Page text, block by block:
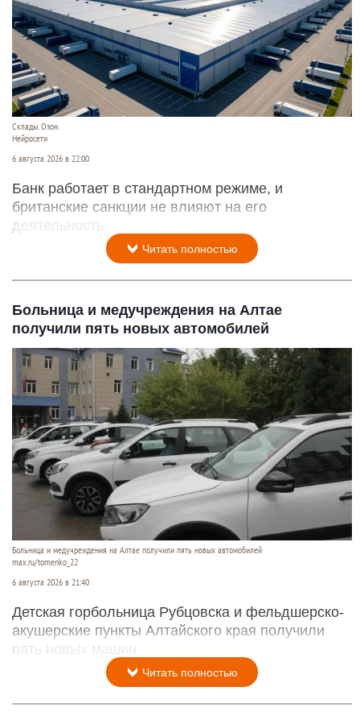
Склады. Озон.
Нейросети
6 августа 2026 в 22:00
Банк работает в стандартном режиме, и
британские санкции не влияют на его
деятельность.
Читать полностью
Больница и медучреждения на Алтае
получили пять новых автомобилей
Больница и медучреждения на Алтае получили пять новых автомобилей
max.ru/tomenko_22
6 августа 2026 в 21:40
Детская горбольница Рубцовска и фельдшерско-
акушерские пункты Алтайского края получили
пять новых машин.
Читать полностью